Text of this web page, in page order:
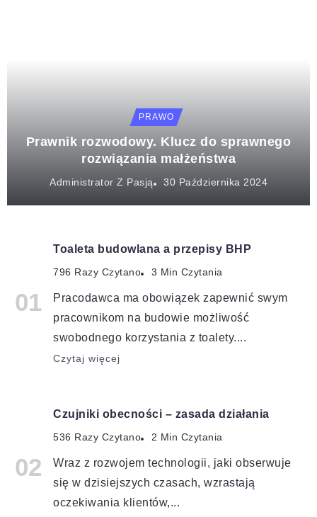
PRAWO
Prawnik rozwodowy. Klucz do sprawnego
rozwiązania małżeństwa
Administrator Z Pasją
Toaleta budowlana a przepisy BHP
796 Razy Czytano 3 Min Czytania
Pracodawca ma obowiązek zapewnić swym
pracownikom na budowie możliwość
swobodnego korzystania z toalety....
Czytaj więcej
Czujniki obecności – zasada działania
536 Razy Czytano 2 Min Czytania
Wraz z rozwojem technologii, jaki obserwuje
się w dzisiejszych czasach, wzrastają
oczekiwania klientów,...